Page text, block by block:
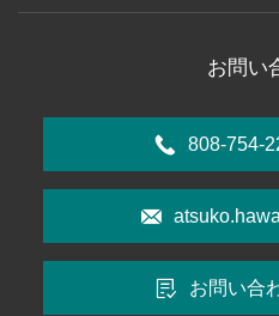
お問い
808-754-
お問い合